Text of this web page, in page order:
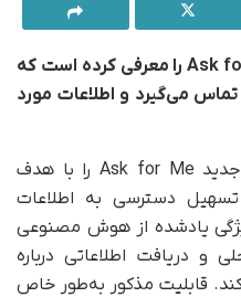
گوگل ویژگی جدیدی به نام Ask for Me را معرفی کرده است که
می‌گیرد و اطلاعات مورد
به گزارش تک‌ناک، گوگل ویژگی جدید Ask for Me را با هدف
تسهیل دسترسی به اطلاعات
یادشده از هوش مصنوعی
و دریافت اطلاعاتی درباره
قابلیت مذکور به‌طور خاص